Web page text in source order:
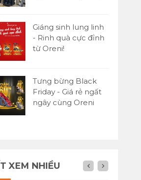
Giáng sinh lung linh
- Rinh quà cực đỉnh
từ Oreni!
Tưng bừng Black
Friday - Giá rẻ ngất
ngây cùng Oreni
XEM NHIỀU